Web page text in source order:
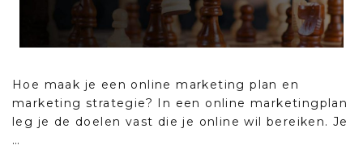
Hoe maak je een online marketing plan en
marketing strategie? In een online marketingplan
leg je de doelen vast die je online wil bereiken. Je
…